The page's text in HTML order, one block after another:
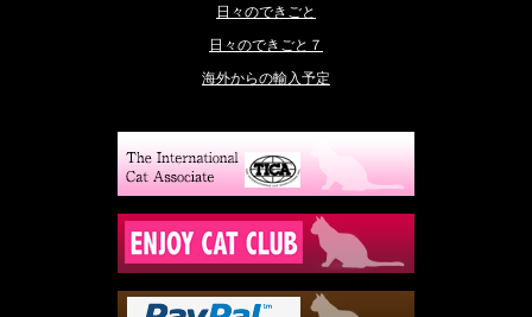
日々のできごと
日々のできごと７
海外からの輸入予定